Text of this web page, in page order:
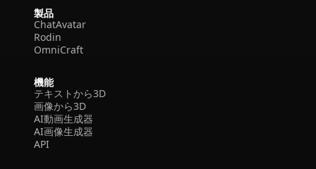
製品
ChatAvatar
Rodin
OmniCraft
機能
テキストから3D
画像から3D
AI動画生成器
AI画像生成器
API